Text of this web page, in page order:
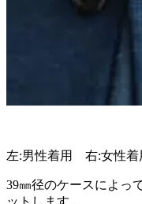
左:男性着用 右:女性着
39㎜径のケースによっ
ットします。